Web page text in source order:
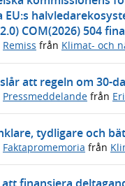
COM(2026) 504
Remiss från Klimat- och
att regeln om 30-
Pressmeddelande från
tydligare och
Faktapromemoria från